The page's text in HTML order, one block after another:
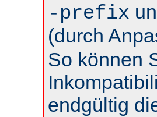
-prefix
(durch
So können
endgültig